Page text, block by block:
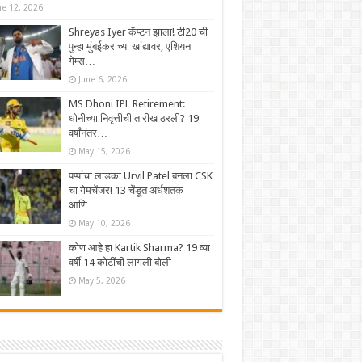
12, 2026
Shreyas Iyer कॅप्टन झाला! टी20 ची
पुन्हा मुंबईकराच्या खांद्यावर, एशियन
गेम्स…
June 6, 2026
MS Dhoni IPL Retirement:
धोनीच्या निवृत्तीची तारीख ठरली? 19
वर्षांनंतर…
May 15, 2026
पप्पांचा लाडका Urvil Patel बनला CSK
चा गेमचेंजर! 13 चेंडूत अर्धशतक
आणि…
May 10, 2026
कोण आहे हा Kartik Sharma? 19 व्या
वर्षी 14 कोटींची लागली बोली
May 5, 2026